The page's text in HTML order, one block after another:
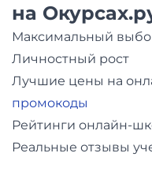
на
Максимальный
Личностный рост
Лучшие цены на
промокоды
Рейтинги онлайн-
Реальные отзывы